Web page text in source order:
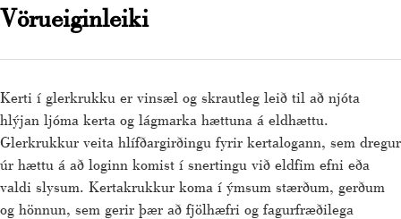
Vörueiginleiki
Kerti í glerkrukku er vinsæl og skrautleg leið til að njóta
hlýjan ljóma kerta og lágmarka hættuna á eldhættu.
Glerkrukkur veita hlífðargirðingu fyrir kertalogann, sem dregur
úr hættu á að loginn komist í snertingu við eldfim efni eða
valdi slysum. Kertakrukkur koma í ýmsum stærðum, gerðum
og hönnun, sem gerir þær að fjölhæfri og fagurfræðilega